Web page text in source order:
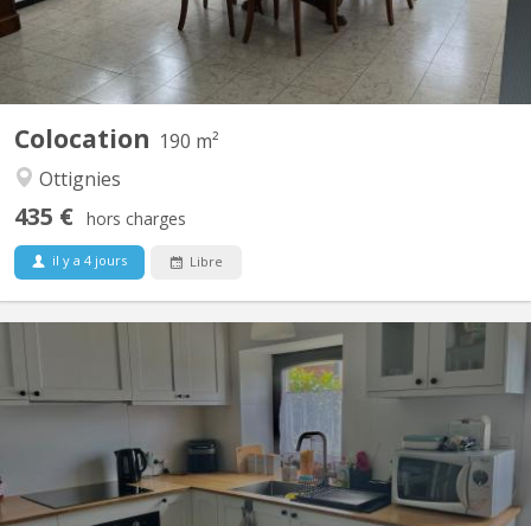
Colocation 190 m²
Ottignies
435 € hors charges
il y a 4 jours Libre
KV 2223
Duplex de 50 m2 situé à Mont-Saint-Guibert dans rue calme Rue
Demi-Lune Le rez comporte un coin cuisine et un salon. A
l'étage, se trouvent une chambre à coucher, la salle de bain
(douche) et la toilette (wc séparé) Un espace buanderie est à
disposition. Pour couple d'étudiant. e. s ou 1...